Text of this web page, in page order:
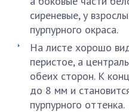
сиреневые, у
пурпурного окраса.
На листе хорошо
перистое, а
обеих сторон. К
до 8 мм и
пурпурного оттенка.